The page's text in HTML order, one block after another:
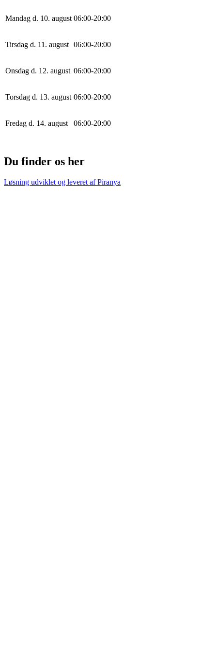
Mandag d. 10. august 06:00-20:00
Tirsdag d. 11. august 06:00-20:00
Onsdag d. 12. august 06:00-20:00
Torsdag d. 13. august 06:00-20:00
Fredag d. 14. august 06:00-20:00
Du finder os her
Løsning udviklet og leveret afPiranya